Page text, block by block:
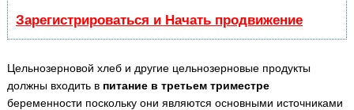
Зарегистрироваться и Начать продвижение
Цельнозерновой хлеб и другие цельнозерновые продукты
должны входить в питание в третьем триместре
беременности поскольку они являются основными источниками